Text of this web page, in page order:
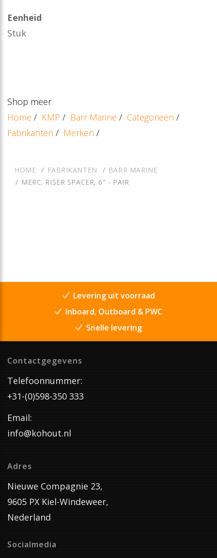
Eenheid
Stuk
Shop meer
Home / KMP / Barr Marine / Categorieën /
Fabrikanten / Merken /
HOME FABRIKANTEN
BARR MARINE
MERC. RISER SPACER, 6" - PAIR
Levering uit voorraad
Inboard, Outboard & PWC
Snelle levering
Contactgegevens
Telefoonnummer:
+31-(0)598-350 333
Email:
info@kohout.nl
Adres
Nieuwe Compagnie 23,
9605 PX Kiel-Windeweer,
Nederland
Socialmedia